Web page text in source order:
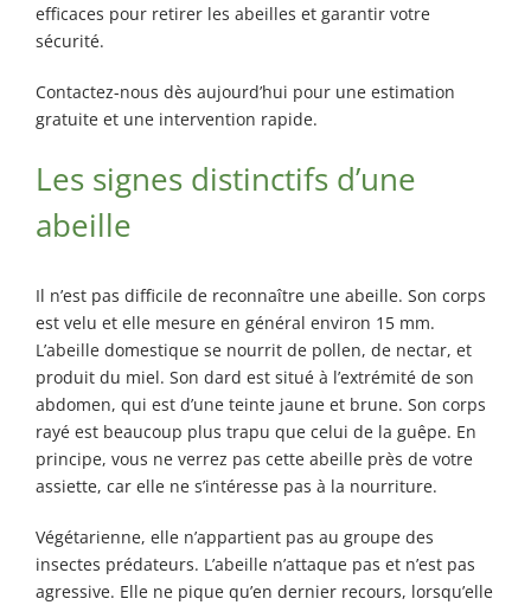
efficaces pour retirer les abeilles et garantir votre
sécurité.
Contactez-nous dès aujourd’hui pour une estimation
gratuite et une intervention rapide.
Les signes distinctifs d’une
abeille
Il n’est pas difficile de reconnaître une abeille. Son corps
est velu et elle mesure en général environ 15 mm.
L’abeille domestique se nourrit de pollen, de nectar, et
produit du miel. Son dard est situé à l’extrémité de son
abdomen, qui est d’une teinte jaune et brune. Son corps
rayé est beaucoup plus trapu que celui de la guêpe. En
principe, vous ne verrez pas cette abeille près de votre
assiette, car elle ne s’intéresse pas à la nourriture.
Végétarienne, elle n’appartient pas au groupe des
insectes prédateurs. L’abeille n’attaque pas et n’est pas
agressive. Elle ne pique qu’en dernier recours, lorsqu’elle